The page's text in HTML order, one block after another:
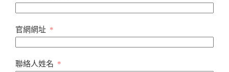
官網網址
聯絡人姓名